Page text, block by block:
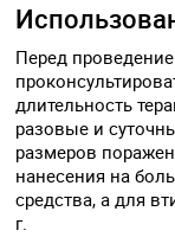
Перед
длительность
разовые и
размеров
нанесения на
средства, а для
г.